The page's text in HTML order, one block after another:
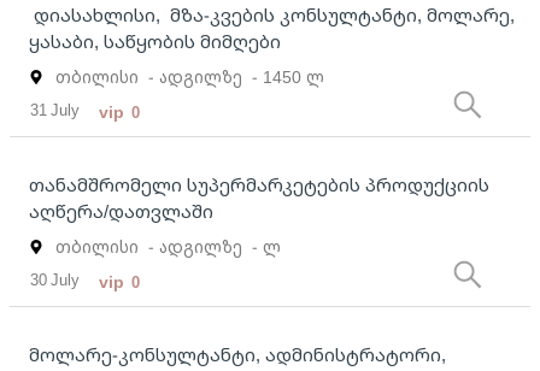
დიასახლისი, მზა-კვების კონსულტანტი, მოლარე,
ყასაბი, საწყობის მიმღები
თბილისი - ადგილზე - 1450 ლ
31 July vip 0
თანამშრომელი სუპერმარკეტების პროდუქციის
აღწერა/დათვლაში
თბილისი - ადგილზე - ლ
30 July vip 0
მოლარე-კონსულტანტი, ადმინისტრატორი,